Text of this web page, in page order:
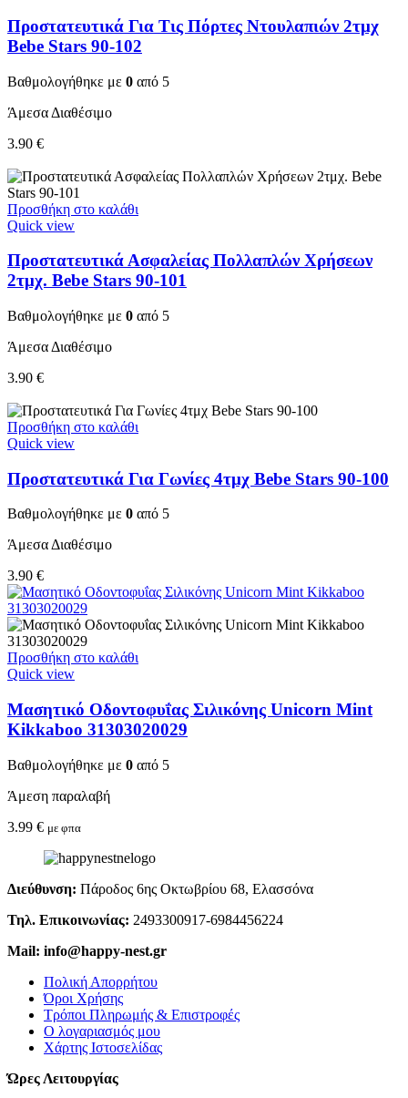
Προστατευτικά Για Τις Πόρτες Ντουλαπιών 2τμχ
Bebe Stars 90-102
Βαθμολογήθηκε με 0 από 5
Άμεσα Διαθέσιμο
3.90 €
Προσθήκη στο καλάθι
Quick view
Προστατευτικά Ασφαλείας Πολλαπλών Χρήσεων
2τμχ. Bebe Stars 90-101
Βαθμολογήθηκε με 0 από 5
Άμεσα Διαθέσιμο
3.90 €
Προσθήκη στο καλάθι
Quick view
Προστατευτικά Για Γωνίες 4τμχ Bebe Stars 90-100
Βαθμολογήθηκε με 0 από 5
Άμεσα Διαθέσιμο
3.90 €
Προσθήκη στο καλάθι
Quick view
Μασητικό Οδοντοφυΐας Σιλικόνης Unicorn Mint
Kikkaboo 31303020029
Βαθμολογήθηκε με 0 από 5
Άμεση παραλαβή
3.99 € με φπα
Διεύθυνση: Πάροδος 6ης Οκτωβρίου 68, Ελασσόνα
Τηλ. Επικοινωνίας: 2493300917-6984456224
Mail: info@happy-nest.gr
Πολική Απορρήτου
Όροι Χρήσης
Τρόποι Πληρωμής & Επιστροφές
Ο λογαριασμός μου
Χάρτης Ιστοσελίδας
Ώρες Λειτουργίας